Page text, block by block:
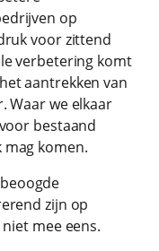
op
voor zittend
verbetering komt
aantrekken van
Waar we elkaar
bestaand
komen.
zijn op
mee eens.